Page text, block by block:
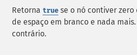
Retorna true se o nó contiver
de espaço em branco e nada
contrário.